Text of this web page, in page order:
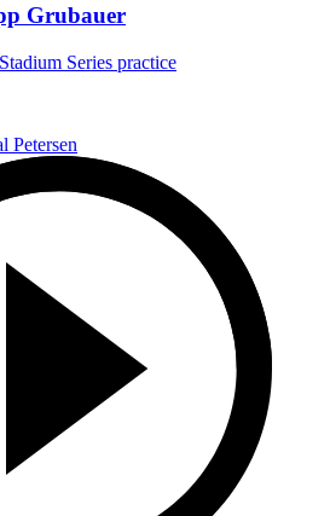
Grubauer
Series practice